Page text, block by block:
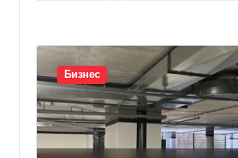
Бизнес